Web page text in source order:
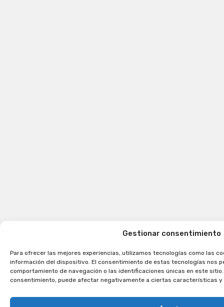
Gestionar consentimiento
Para ofrecer las mejores experiencias, utilizamos tecnologías como las
información del dispositivo. El consentimiento de estas tecnologías nos
comportamiento de navegación o las identificaciones únicas en este
consentimiento, puede afectar negativamente a ciertas características y